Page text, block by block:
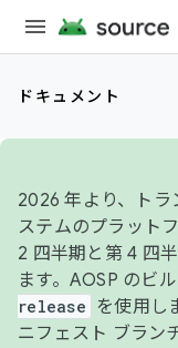
ドキュメント
2026 年より、トラ
ステムのプラット
2 四半期と第 4 四
ます。AOSP のビ
release
を使用し
ニフェスト ブラン